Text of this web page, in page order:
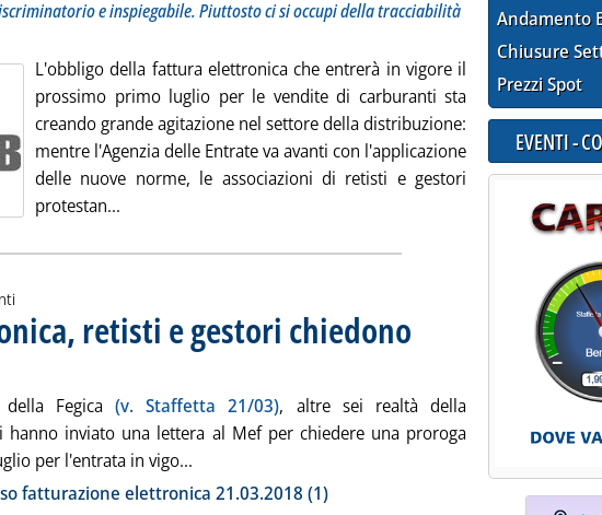
e inspiegabile. Piuttosto ci si occupi della tracciabilità
L'obbligo della fattura elettronica che entrerà in vigore il
prossimo primo luglio per le vendite di carburanti sta
creando grande agitazione nel settore della distribuzione:
mentre l'Agenzia delle Entrate va avanti con l'applicazione
delle nuove norme, le associazioni di retisti e gestori
protestan... Leggi tutta la notizia: 'Fattura elettronica, Faib:
retisti e gestori chiedono
venerdì 23 marzo 2018 alle 15.8.
Fegica (v. Staffetta 21/03), altre sei realtà della
hanno inviato una lettera al Mef per chiedere una proroga
per l'entrata in vigo...
alla notizia
fatturazione elettronica 21.03.2018 (1)
Andamento
Chiusure
Prezzi Spot
EVENTI -